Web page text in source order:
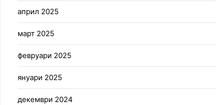
април 2025
март 2025
февруари 2025
януари 2025
декември 2024